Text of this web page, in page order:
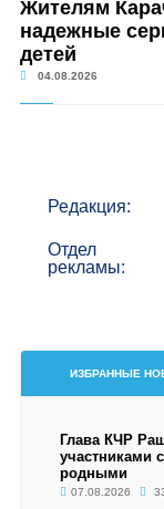
Жителям
надежные
детей
04.08.2026
Редакция:
Отдел
рекламы:
ИЗБРАННЫЕ
Глава КЧР
участниками
родными
07.08.2026